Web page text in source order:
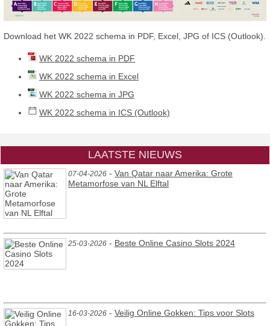
Download het WK 2022 schema in PDF, Excel, JPG of ICS (Outlook).
WK 2022 schema in PDF
WK 2022 schema in Excel
WK 2022 schema in JPG
WK 2022 schema in ICS (Outlook)
LAATSTE NIEUWS
07-04-2026 - Van Qatar naar Amerika: Grote
Metamorfose van NL Elftal
25-03-2026 - Beste Online Casino Slots 2024
16-03-2026 - Veilig Online Gokken: Tips voor Slots